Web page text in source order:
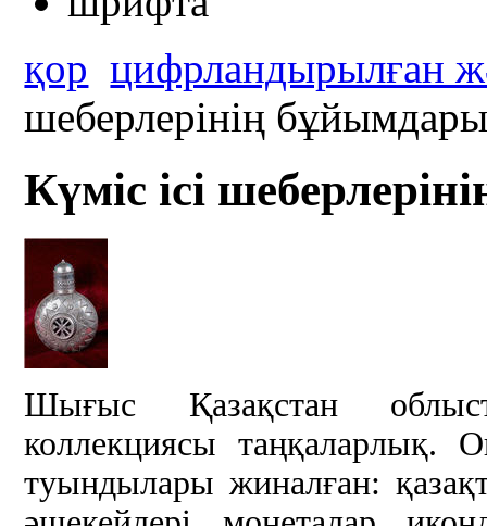
қор цифрландырылған
шеберлерінің
Күміс ісі
Шығыс Қазақстан
коллекциясы таңқаларлық.
туындылары жиналған: